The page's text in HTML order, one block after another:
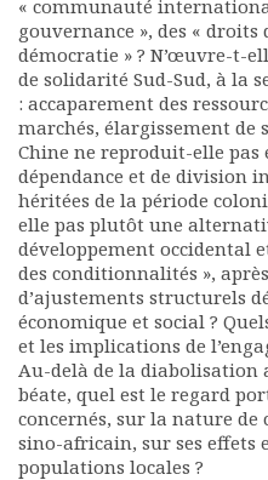
Podcast-AdP
Dîners débats
Journées d’études
Concours vidéo
Matinales
Nos partenaires
Evénements
Publications et rapports
Documents
Les adhérents
Annuaire
Offres d’emploi
Forum
Actualités
Nous contacter
« communauté
gouvernance », des « droits
démocratie » ? N’œuvre-t-
de solidarité Sud-Sud, à la
: accaparement des
marchés, élargissement de
Chine ne reproduit-elle pas
dépendance et de division
héritées de la période
elle pas plutôt une
développement occidental
des conditionnalités »,
d’ajustements structurels
économique et social ?
et les implications de
Au-delà de la diabolisation
béate, quel est le regard
concernés, sur la nature
sino-africain, sur ses effets
populations locales ?